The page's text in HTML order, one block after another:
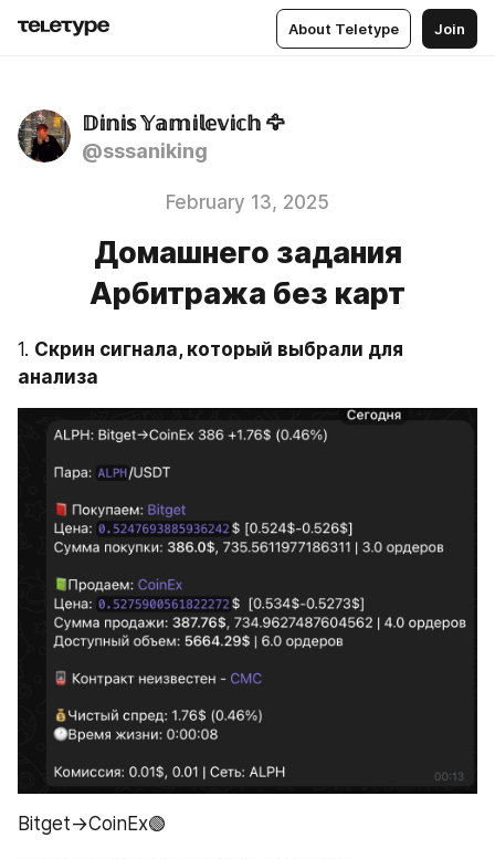
About Teletype Join
𝔻𝕚𝕟𝕚𝕤 𝕐𝕒𝕞𝕚𝕝𝕖𝕧𝕚𝕔𝕙 🦅
@sssaniking
February 13, 2025
Домашнего задания
Арбитража без карт
1. Скрин сигнала, который выбрали для
анализа
Bitget→CoinEx🟢